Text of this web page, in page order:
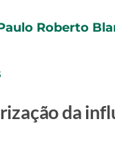
Roberto
da